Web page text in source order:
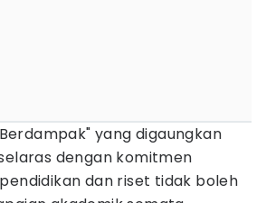
yang digaungkan
dengan komitmen
dan riset tidak boleh